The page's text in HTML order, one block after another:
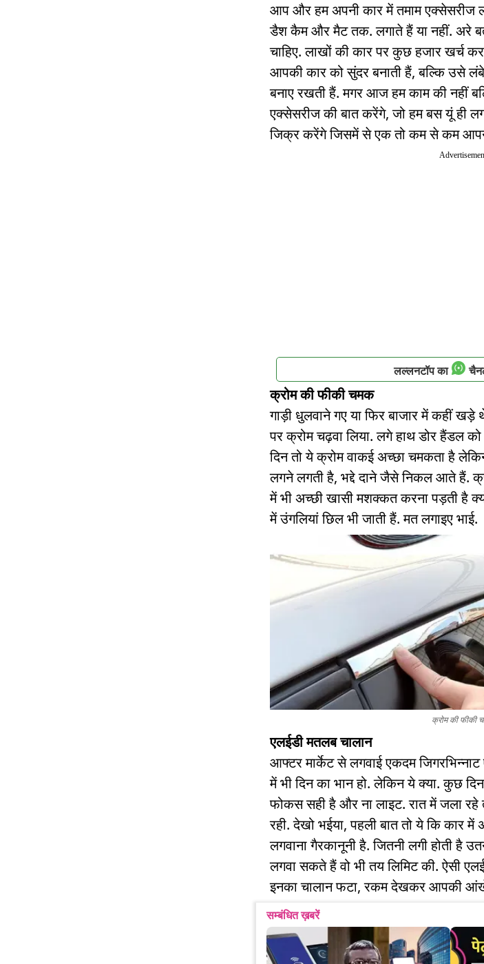
आप और हम अपनी कार में तमाम
डैश कैम और मैट तक. लगाते हैं या नहीं. अरे
चाहिए. लाखों की कार पर कुछ हजार खर्च
आपकी कार को सुंदर बनाती हैं, बल्कि उसे
बनाए रखती हैं. मगर आज हम काम की नहीं
एक्सेसरीज की बात करेंगे, जो हम बस यूं ही
जिक्र करेंगे जिसमें से एक तो कम से कम आपने
लल्लनटॉप का
क्रोम की फीकी चमक
गाड़ी धुलवाने गए या फिर बाजार में कहीं
पर क्रोम चढ़वा लिया. लगे हाथ डोर हैंडल
दिन तो ये क्रोम वाकई अच्छा चमकता है
लगने लगती है, भद्दे दाने जैसे निकल आते हैं.
में भी अच्छी खासी मशक्कत करना पड़ती है
में उंगलियां छिल भी जाती हैं. मत लगाइए भाई.
क्रोम की फीकी
एलईडी मतलब चालान
आफ्टर मार्केट से लगवाई एकदम
में भी दिन का भान हो. लेकिन ये क्या. कुछ
फोकस सही है और ना लाइट. रात में जला
रही. देखो भईया, पहली बात तो ये कि कार
लगवाना गैरकानूनी है. जितनी लगी होती है
लगवा सकते हैं वो भी तय लिमिट की. ऐसी
इनका चालान फटा, रकम देखकर आपकी आंखे
सम्बंधित ख़बरें